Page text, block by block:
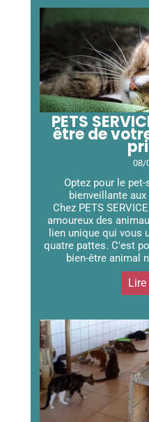
PETS
être de
08/
Optez pour le
bienveillante
Chez PETS
amoureux des
lien unique qui vous
quatre pattes. C'est
bien-être animal